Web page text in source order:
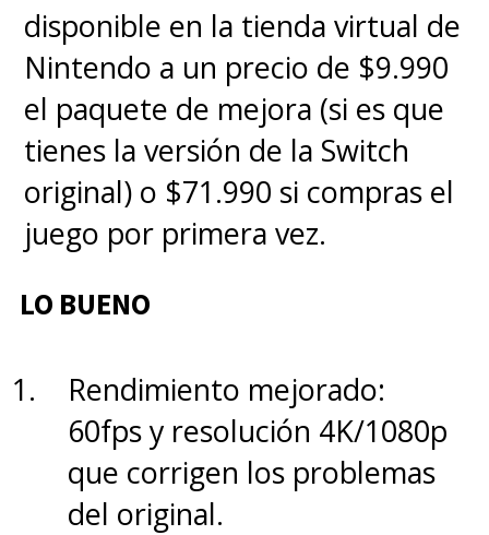
disponible en la tienda virtual de
Nintendo a un precio de $9.990
el paquete de mejora (si es que
tienes la versión de la Switch
original) o $71.990 si compras el
juego por primera vez.
LO BUENO
Rendimiento mejorado:
60fps y resolución 4K/1080p
que corrigen los problemas
del original.